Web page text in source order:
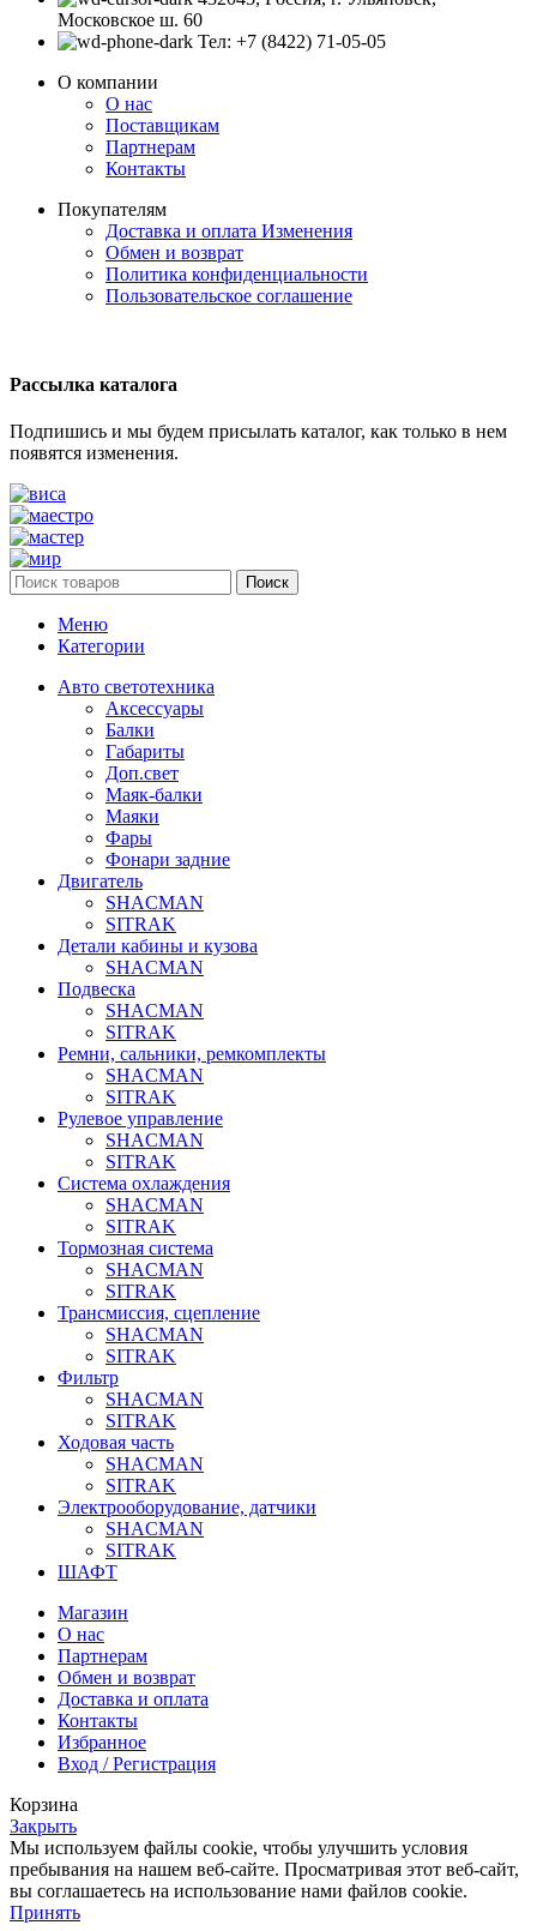
Московское ш. 60
Тел: +7 (8422) 71-05-05
О компании
О нас
Поставщикам
Партнерам
Контакты
Покупателям
Доставка и оплата Изменения
Обмен и возврат
Политика конфиденциальности
Пользовательское соглашение
Рассылка каталога
Подпишись и мы будем присылать каталог, как только в нем
появятся изменения.
Поиск
Меню
Категории
Авто светотехника
Аксессуары
Балки
Габариты
Доп.свет
Маяк-балки
Маяки
Фары
Фонари задние
Двигатель
SHACMAN
SITRAK
Детали кабины и кузова
SHACMAN
Подвеска
SHACMAN
SITRAK
Ремни, сальники, ремкомплекты
SHACMAN
SITRAK
Рулевое управление
SHACMAN
SITRAK
Система охлаждения
SHACMAN
SITRAK
Тормозная система
SHACMAN
SITRAK
Трансмиссия, сцепление
SHACMAN
SITRAK
Фильтр
SHACMAN
SITRAK
Ходовая часть
SHACMAN
SITRAK
Электрооборудование, датчики
SHACMAN
SITRAK
ШАФТ
Магазин
О нас
Партнерам
Обмен и возврат
Доставка и оплата
Контакты
Избранное
Вход / Регистрация
Корзина
Закрыть
Мы используем файлы cookie, чтобы улучшить условия
пребывания на нашем веб-сайте. Просматривая этот веб-сайт,
вы соглашаетесь на использование нами файлов cookie.
Принять